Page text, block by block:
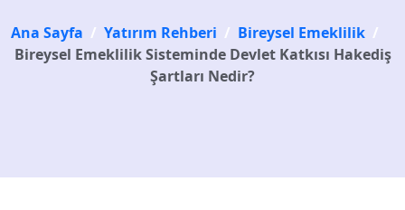
Ana Sayfa / Yatırım Rehberi / Bireysel Emeklilik /
Bireysel Emeklilik Sisteminde Devlet Katkısı Hakediş
Şartları Nedir?